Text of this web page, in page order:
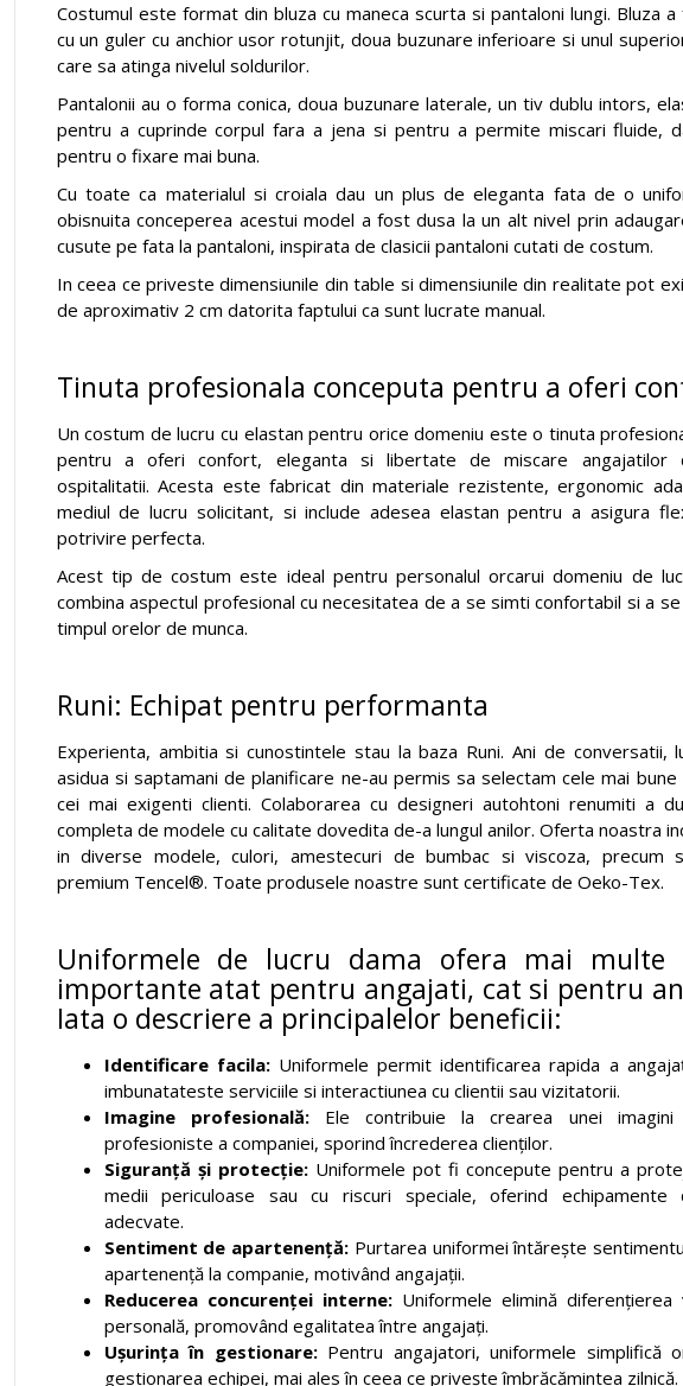
Costumul este format din bluza cu maneca scurta si pantaloni lungi. Bluza
cu un guler cu anchior usor rotunjit, doua buzunare inferioare si unul
care sa atinga nivelul soldurilor.
Pantalonii au o forma conica, doua buzunare laterale, un tiv dublu intors,
pentru a cuprinde corpul fara a jena si pentru a permite miscari fluide,
pentru o fixare mai buna.
Cu toate ca materialul si croiala dau un plus de eleganta fata de o
obisnuita conceperea acestui model a fost dusa la un alt nivel prin
cusute pe fata la pantaloni, inspirata de clasicii pantaloni cutati de costum.
In ceea ce priveste dimensiunile din table si dimensiunile din realitate pot
de aproximativ 2 cm datorita faptului ca sunt lucrate manual.
Tinuta profesionala conceputa pentru a oferi
Un costum de lucru cu elastan pentru orice domeniu este o tinuta
pentru a oferi confort, eleganta si libertate de miscare angajatilor
ospitalitatii. Acesta este fabricat din materiale rezistente, ergonomic
mediul de lucru solicitant, si include adesea elastan pentru a asigura
potrivire perfecta.
Acest tip de costum este ideal pentru personalul orcarui domeniu de
combina aspectul profesional cu necesitatea de a se simti confortabil si a
timpul orelor de munca.
Runi: Echipat pentru performanta
Experienta, ambitia si cunostintele stau la baza Runi. Ani de conversatii,
asidua si saptamani de planificare ne-au permis sa selectam cele mai
cei mai exigenti clienti. Colaborarea cu designeri autohtoni renumiti a
completa de modele cu calitate dovedita de-a lungul anilor. Oferta noastra
in diverse modele, culori, amestecuri de bumbac si viscoza, precum
premium Tencel®. Toate produsele noastre sunt certificate de Oeko-Tex.
Uniformele de lucru dama ofera mai multe
importante atat pentru angajati, cat si pentru
Iata o descriere a principalelor beneficii:
Identificare facila: Uniformele permit identificarea rapida a
imbunatateste serviciile si interactiunea cu clientii sau vizitatorii.
Imagine profesională:Ele contribuie la crearea unei imagini
profesioniste a companiei, sporind încrederea clienților.
Siguranță și protecție:Uniformele pot fi concepute pentru a
medii periculoase sau cu riscuri speciale, oferind echipamente
adecvate.
Sentiment de apartenență: Purtarea uniformei întărește
apartenență la companie, motivând angajații.
Reducerea concurenței interne:Uniformele elimină diferențierea
personală, promovând egalitatea între angajați.
Ușurința în gestionare:Pentru angajatori, uniformele simplifică
gestionarea echipei, mai ales în ceea ce privește îmbrăcămintea zilnică.